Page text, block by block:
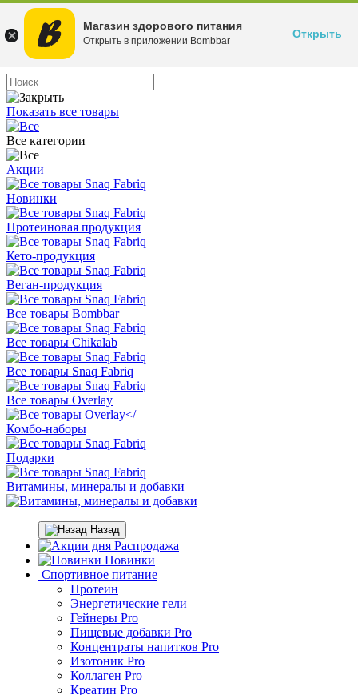
Показать все товары
Все категории
Акции
Новинки
Протеиновая продукция
Кето-продукция
Веган-продукция
Все товары Bombbar
Все товары Chikalab
Все товары Snaq Fabriq
Все товары Overlay
Комбо-наборы
Подарки
Витамины, минералы и добавки
Назад
Распродажа
Новинки
Спортивное питание
Протеин
Энергетические гели
Гейнеры Pro
Пищевые добавки Pro
Концентраты напитков Pro
Изотоник Pro
Коллаген Pro
Креатин Pro
Магазин здорового питания
Открыть в приложении Bombbar
Открыть